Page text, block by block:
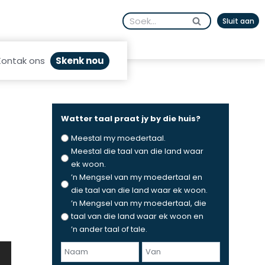
Search
for:
Sluit aan
ons Skenk nou
Watter taal praat jy by die huis?
Meestal my moedertaal.
Meestal die taal van die land waar
ek woon.
’n Mengsel van my moedertaal en
die taal van die land waar ek woon.
’n Mengsel van my moedertaal, die
taal van die land waar ek woon en
’n ander taal of tale.
N
a